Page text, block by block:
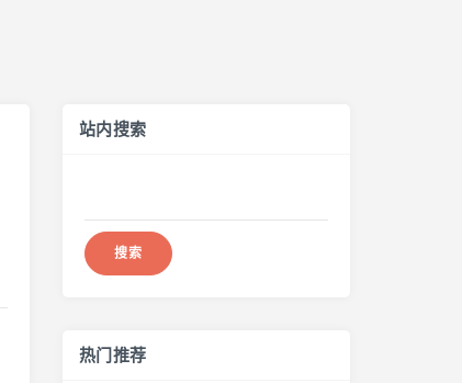
站内搜索
热门推荐